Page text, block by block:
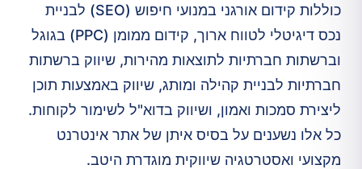
כוללות קידום אורגני במנועי חיפוש (SEO) לבניית
נכס דיגיטלי לטווח ארוך, קידום ממומן (PPC) בגוגל
וברשתות חברתיות לתוצאות מהירות, שיווק ברשתות
חברתיות לבניית קהילה ומותג, שיווק באמצעות תוכן
ליצירת סמכות ואמון, ושיווק בדוא"ל לשימור לקוחות.
כל אלו נשענים על בסיס איתן של אתר אינטרנט
מקצועי ואסטרטגיה שיווקית מוגדרת היטב.